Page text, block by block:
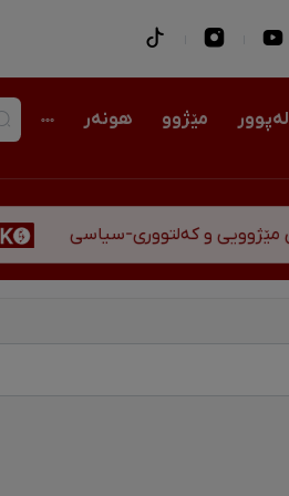
مێژوو هونەر
و کەلتووری-سیاسی قاسملوو،